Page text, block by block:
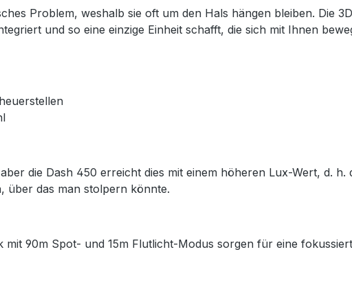
Problem, weshalb sie oft um den Hals hängen bleiben. Die
und so eine einzige Einheit schafft, die sich mit Ihnen
die Dash 450 erreicht dies mit einem höheren Lux-Wert, d.
über das man stolpern könnte.
90m Spot- und 15m Flutlicht-Modus sorgen für eine